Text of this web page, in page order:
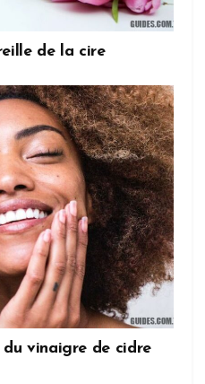
de la cire
vinaigre de cidre